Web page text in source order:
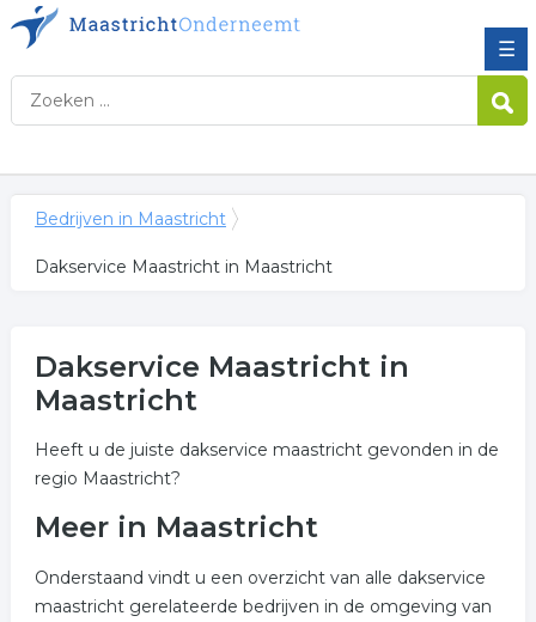
☰
Bedrijven in Maastricht
Dakservice Maastricht in Maastricht
Dakservice Maastricht in
Maastricht
Heeft u de juiste dakservice maastricht gevonden in de
regio Maastricht?
Meer in Maastricht
Onderstaand vindt u een overzicht van alle dakservice
maastricht gerelateerde bedrijven in de omgeving van